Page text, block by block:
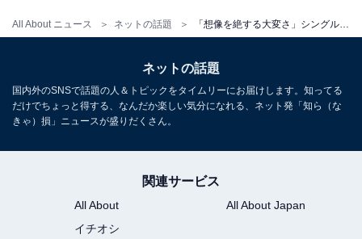
All About ニュース ネットの話題 「想像を絶する大変さ」シングルマザーの人気モデル、3児の子育て吐露「本当に大変」「悲しみの渦に飲み込まれる」
ネットの話題
国内外のSNSで話題の人＆トピックをタイムリーにお届けします。知ってる
だけでちょっと得する、なんだか楽しい気分になれる、ネット発「知ら（な
きゃ）損」ニュースが盛りだくさん。
関連サービス
All About
All About Japan
イチオシ